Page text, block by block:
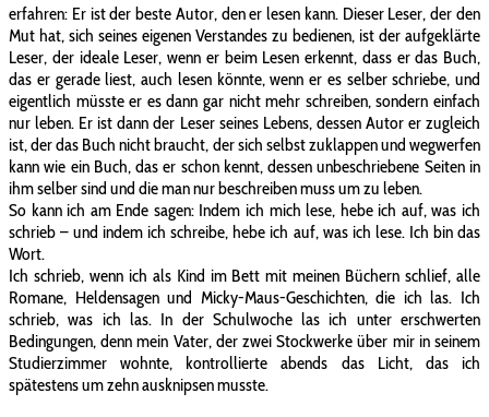
erfahren: Er ist der beste Autor, den er lesen kann. Dieser Leser, der den
Mut hat, sich seines eigenen Verstandes zu bedienen, ist der aufgeklärte
Leser, der ideale Leser, wenn er beim Lesen erkennt, dass er das Buch,
das er gerade liest, auch lesen könnte, wenn er es selber schriebe, und
eigentlich müsste er es dann gar nicht mehr schreiben, sondern einfach
nur leben. Er ist dann der Leser seines Lebens, dessen Autor er zugleich
ist, der das Buch nicht braucht, der sich selbst zuklappen und wegwerfen
kann wie ein Buch, das er schon kennt, dessen unbeschriebene Seiten in
ihm selber sind und die man nur beschreiben muss um zu leben.
So kann ich am Ende sagen: Indem ich mich lese, hebe ich auf, was ich
schrieb – und indem ich schreibe, hebe ich auf, was ich lese. Ich bin das
Wort.
Ich schrieb, wenn ich als Kind im Bett mit meinen Büchern schlief, alle
Romane, Heldensagen und Micky-Maus-Geschichten, die ich las. Ich
schrieb, was ich las. In der Schulwoche las ich unter erschwerten
Bedingungen, denn mein Vater, der zwei Stockwerke über mir in seinem
Studierzimmer wohnte, kontrollierte abends das Licht, das ich
spätestens um zehn ausknipsen musste.